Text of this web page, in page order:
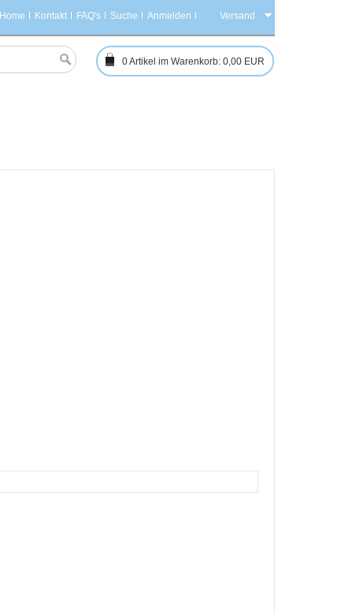
Versand
Home Kontakt FAQ's Suche Anmelden
0Artikel im Warenkorb: 0,00 EUR